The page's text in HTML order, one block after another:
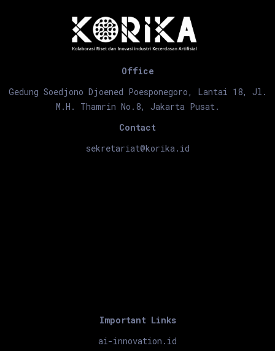
Office
Gedung Soedjono Djoened Poesponegoro, Lantai 18, Jl.
M.H. Thamrin No.8, Jakarta Pusat.
Contact
sekretariat@korika.id
Important Links
ai-innovation.id